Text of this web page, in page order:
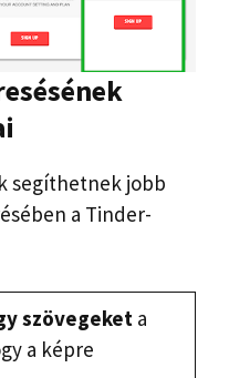
segíthetnek jobb
a Tinder-
szövegeketa
a képre